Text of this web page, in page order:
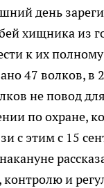
день
хищника из
к их
47 волков, в
не повод
по охране,
с этим с 15
и